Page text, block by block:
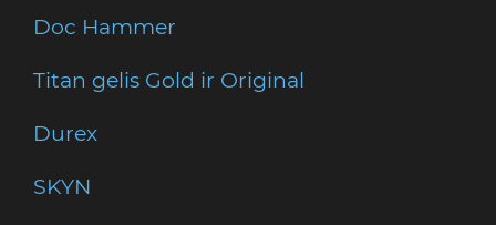
Doc Hammer
Titan gelis Gold ir Original
Durex
SKYN